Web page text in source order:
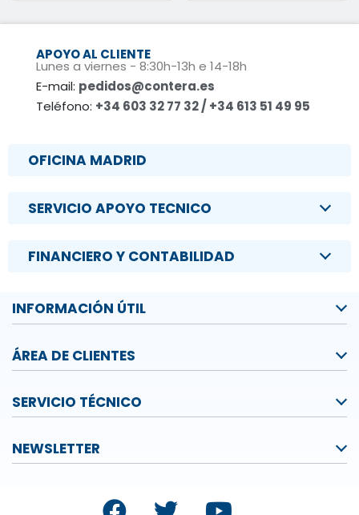
APOYO AL CLIENTE
Lunes a viernes - 8:30h-13h e 14-18h
E-mail: pedidos@contera.es
Teléfono: +34 603 32 77 32 / +34 613 51 49 95
OFICINA MADRID
SERVICIO APOYO TECNICO
FINANCIERO Y CONTABILIDAD
INFORMACIÓN ÚTIL
ÁREA DE CLIENTES
SERVICIO TÉCNICO
NEWSLETTER